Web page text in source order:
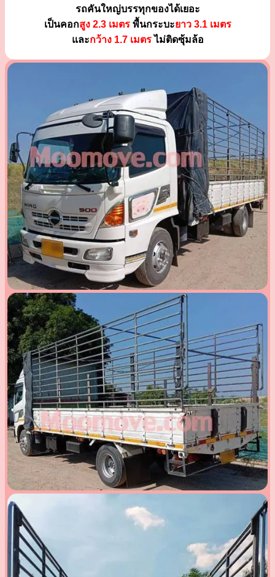
รถคันใหญ่บรรทุกของได้เยอะ
เป็นคอกสูง 2.3 เมตรพื้นกระบะยาว 3.1 เมตร
และกว้าง 1.7 เมตรไม่ติดซุ้มล้อ